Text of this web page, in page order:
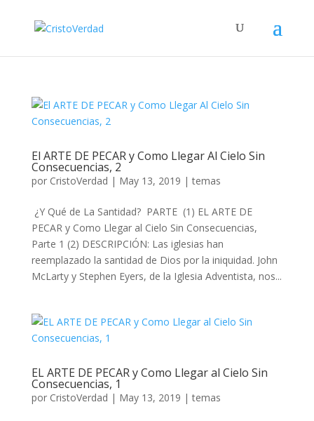
El ARTE DE PECAR y Como Llegar Al Cielo Sin
Consecuencias, 2
por CristoVerdad | May 13, 2019 |temas
¿Y Qué de La Santidad? PARTE (1) EL ARTE DE
PECAR y Como Llegar al Cielo Sin Consecuencias,
Parte 1 (2) DESCRIPCIÓN: Las iglesias han
reemplazado la santidad de Dios por la iniquidad. John
McLarty y Stephen Eyers, de la Iglesia Adventista, nos...
EL ARTE DE PECAR y Como Llegar al Cielo Sin
Consecuencias, 1
por CristoVerdad | May 13, 2019 |temas